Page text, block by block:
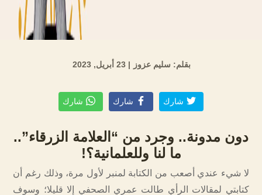
بقلم: سليم عزوز | 23 أبريل, 2023
شارك شارك شارك
دون مدونة.. وجرد من “العلامة الزرقاء”..
ما لنا وللعلمانية؟!
لا شيء عندي أصعب من الكتابة لمنبر لأول مرة، وذلك رغم أن
كتابتي لمقالات الرأي طالت عمري الصحفي إلا قليلا؛ وسوف